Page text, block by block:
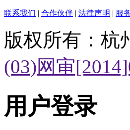
联系我们 | 合作伙伴 | 法律声明 | 服
版权所有：杭
(03)网审
用户登录